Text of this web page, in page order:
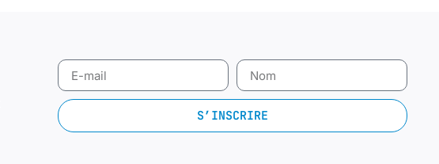
S’INSCRIRE